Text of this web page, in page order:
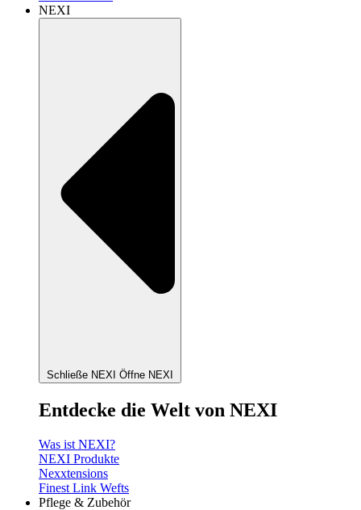
NEXI
Schließe NEXI Öffne NEXI
Entdecke die Welt von NEXI
Was ist NEXI?
NEXI Produkte
Nexxtensions
Finest Link Wefts
Pflege & Zubehör